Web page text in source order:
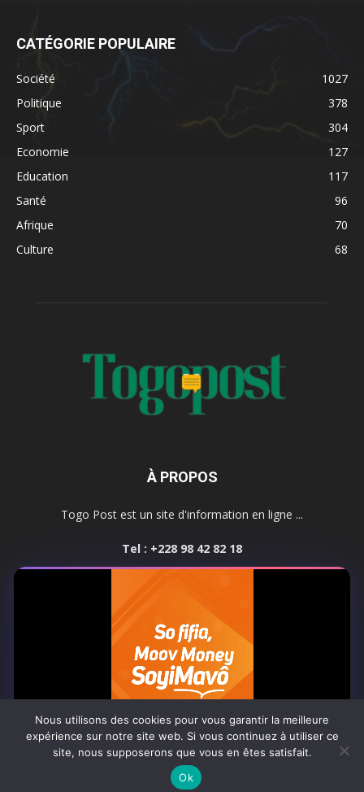
CATÉGORIE POPULAIRE
Société
1027
Politique
378
Sport
304
Economie
127
Education
117
Santé
96
Afrique
70
Culture
68
À PROPOS
Togo Post est un site d'information en ligne ...
Tel : +228 98 42 82 18
SUIVEZ NOUS
Africa-Newsroom Contact Activités du site
© Copyright 2025 Togo Post | Tous droits réservés
Nous utilisons des cookies pour vous garantir la meilleure
expérience sur notre site web. Si vous continuez à utiliser ce
site, nous supposerons que vous en êtes satisfait.
Ok